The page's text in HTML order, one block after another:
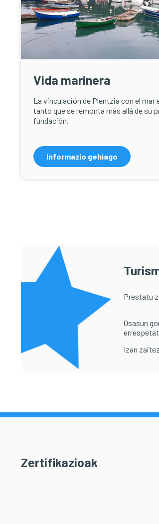
Vida marinera
La vinculación de Plentzia con el mar
tanto que se remonta más allá de su
fundación.
Informazio gehiago
Prestatu
Osasun
Izan
Zertifikazioak